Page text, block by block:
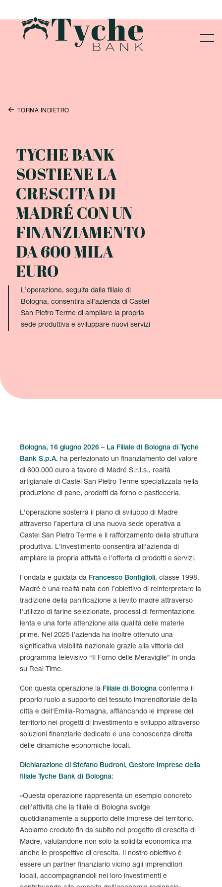
 TORNA INDIETRO
TYCHE BANK
SOSTIENE LA
CRESCITA DI
MADRÉ CON UN
FINANZIAMENTO
DA 600 MILA
EURO
L’operazione, seguita dalla filiale di
Bologna, consentirà all’azienda di Castel
San Pietro Terme di ampliare la propria
sede produttiva e sviluppare nuovi servizi
Bologna, 16 giugno 2026 – La Filiale di Bologna di Tyche
Bank S.p.A. ha perfezionato un finanziamento del valore
di 600.000 euro a favore di Madré S.r.l.s., realtà
artigianale di Castel San Pietro Terme specializzata nella
produzione di pane, prodotti da forno e pasticceria.
L’operazione sosterrà il piano di sviluppo di Madré
attraverso l’apertura di una nuova sede operativa a
Castel San Pietro Terme e il rafforzamento della struttura
produttiva. L'investimento consentirà all'azienda di
ampliare la propria attività e l'offerta di prodotti e servizi.
Fondata e guidata da Francesco Bonfiglioli, classe 1998,
Madré è una realtà nata con l’obiettivo di reinterpretare la
tradizione della panificazione a lievito madre attraverso
l’utilizzo di farine selezionate, processi di fermentazione
lenta e una forte attenzione alla qualità delle materie
prime. Nel 2025 l’azienda ha inoltre ottenuto una
significativa visibilità nazionale grazie alla vittoria del
programma televisivo “Il Forno delle Meraviglie” in onda
su Real Time.
Con questa operazione la Filiale di Bologna conferma il
proprio ruolo a supporto del tessuto imprenditoriale della
città e dell'Emilia-Romagna, affiancando le imprese del
territorio nei progetti di investimento e sviluppo attraverso
soluzioni finanziarie dedicate e una conoscenza diretta
delle dinamiche economiche locali.
Dichiarazione di Stefano Budroni, Gestore Imprese della
filiale Tyche Bank di Bologna:
«Questa operazione rappresenta un esempio concreto
dell’attività che la filiale di Bologna svolge
quotidianamente a supporto delle imprese del territorio.
Abbiamo creduto fin da subito nel progetto di crescita di
Madré, valutandone non solo la solidità economica ma
anche le prospettive di crescita. Il nostro obiettivo è
essere un partner finanziario vicino agli imprenditori
locali, accompagnandoli nei loro investimenti e